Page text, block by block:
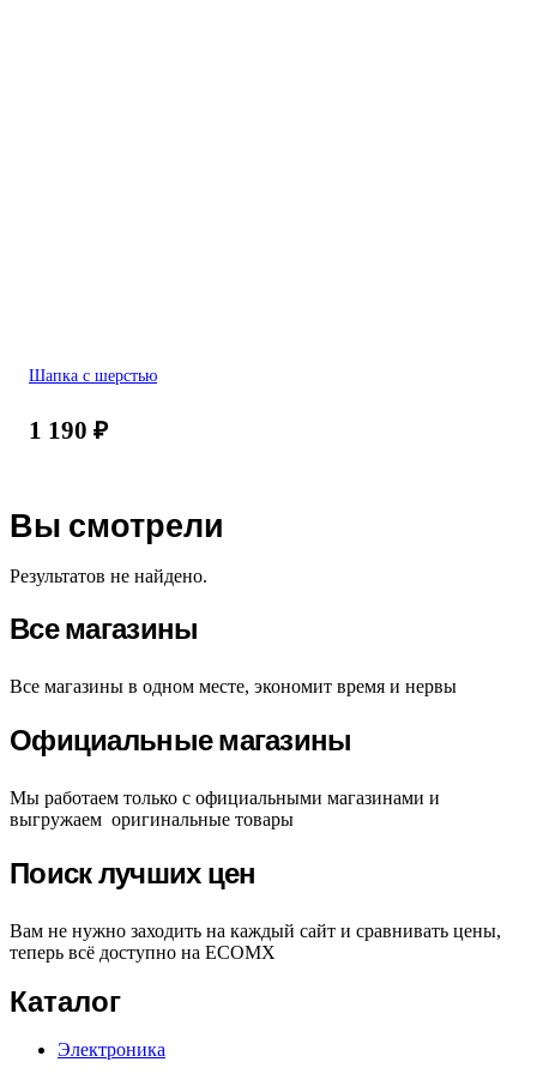
Шапка с шерстью
1 190 ₽
Вы смотрели
Результатов не найдено.
Все магазины
Все магазины в одном месте, экономит время и нервы
Официальные магазины
Мы работаем только с официальными магазинами и
выгружаем оригинальные товары
Поиск лучших цен
Вам не нужно заходить на каждый сайт и сравнивать цены,
теперь всё доступно на ECOMX
Каталог
Электроника